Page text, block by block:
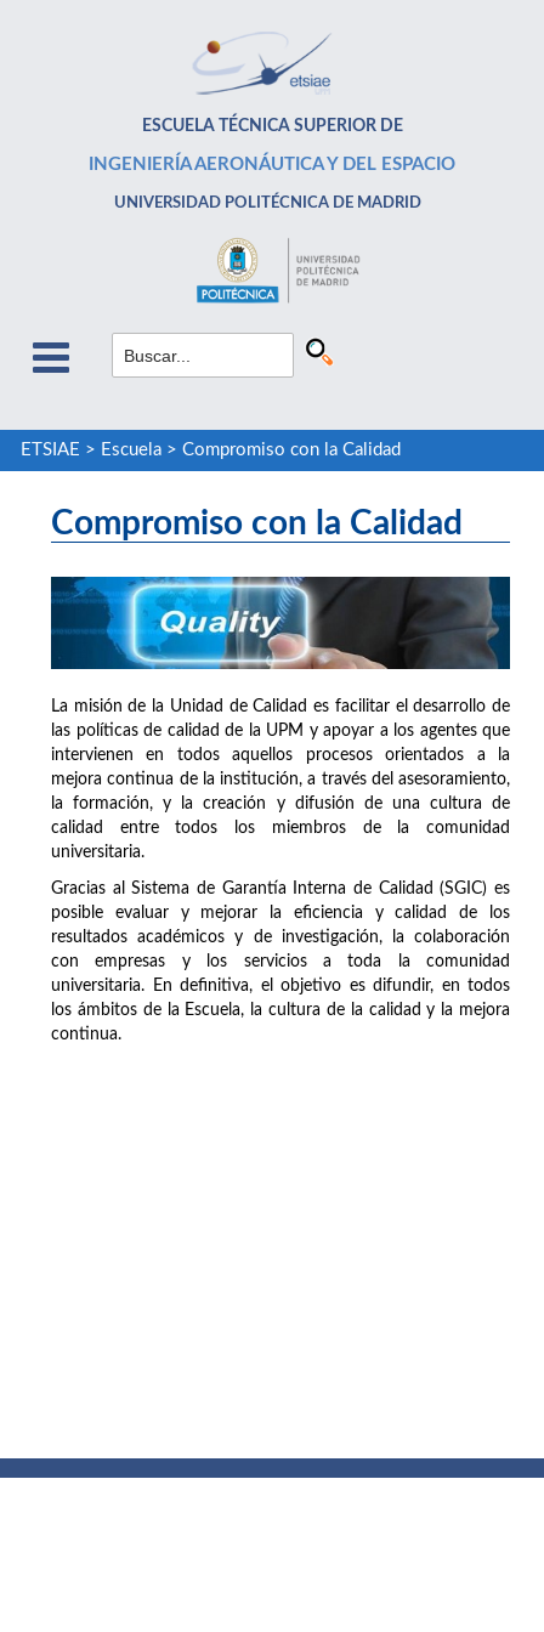
ESCUELA TÉCNICA SUPERIOR DE
INGENIERÍA AERONÁUTICA Y DEL ESPACIO
UNIVERSIDAD POLITÉCNICA DE MADRID
ETSIAE > Escuela> Compromiso con la Calidad
Compromiso con la Calidad
La misión de la Unidad de Calidad es facilitar el desarrollo de
las políticas de calidad de la UPM y apoyar a los agentes que
intervienen en todos aquellos procesos orientados a la
mejora continua de la institución, a través del asesoramiento,
la formación, y la creación y difusión de una cultura de
calidad entre todos los miembros de la comunidad
universitaria.
Gracias al Sistema de Garantía Interna de Calidad (SGIC) es
posible evaluar y mejorar la eficiencia y calidad de los
resultados académicos y de investigación, la colaboración
con empresas y los servicios a toda la comunidad
universitaria. En definitiva, el objetivo es difundir, en todos
los ámbitos de la Escuela, la cultura de la calidad y la mejora
continua.